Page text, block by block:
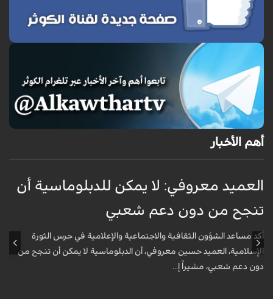
أهم الأخبار
العميد معروفي: لا يمكن للدبلوماسية أن
تنجح من دون دعم شعبي
أكد مساعد الشؤون الثقافية والاجتماعية والإعلامية في حرس الثورة
الإسلامية، العميد حسين معروفي، أن الدبلوماسية لا يمكن أن تنجح من
دون دعم شعبي، مشيراً إ...